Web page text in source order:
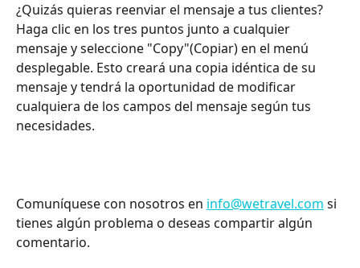
¿Quizás quieras reenviar el mensaje a tus clientes?
Haga clic en los tres puntos junto a cualquier
mensaje y seleccione "Copy"(Copiar) en el menú
desplegable. Esto creará una copia idéntica de su
mensaje y tendrá la oportunidad de modificar
cualquiera de los campos del mensaje según tus
necesidades. ​
Comuníquese con nosotros en info@wetravel.com si
tienes algún problema o deseas compartir algún
comentario.